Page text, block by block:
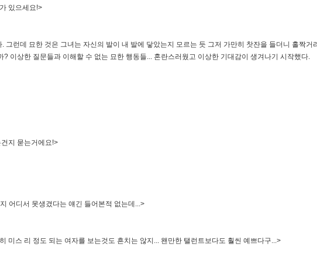
있으세요!>
런데 묘한 것은 그녀는 자신의 발이 내 발에 닿았는지 모르는 듯 그저 가만히 찻잔을 들더니 홀짝거
이상한 질문들과 이해할 수 없는 묘한 행동들... 혼란스러웠고 이상한 기대감이 생겨나기 시작했다.
지 묻는거에요!>
어디서 못생겼다는 얘긴 들어본적 없는데...>
미스 리 정도 되는 여자를 보는것도 흔치는 않지... 왠만한 탤런트보다도 훨씬 예쁘다구...>